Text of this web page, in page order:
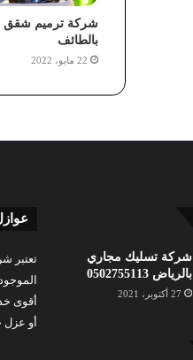
شركة ترميم شقق
بالطائف
22 مايو، 2022
شركة تسليك مجاري
بالرياض 0502755113
27 أكتوبر، 2021
تعتبر
أقوى
أو عزل